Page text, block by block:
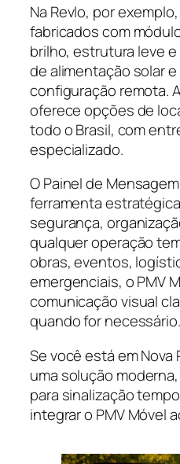
Na Revlo, por
fabricados com
brilho, estrutura leve
de alimentação solar
configuração remota.
oferece opções de
todo o Brasil, com
especializado.
O Painel de
ferramenta
segurança,
qualquer operação
obras, eventos,
emergenciais, o PMV
comunicação visual
quando for necessário.
Se você está em Nova
uma solução
para sinalização
integrar o PMV Móvel